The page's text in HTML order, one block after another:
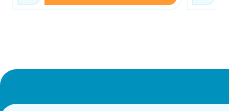
radne konfiguracije kojima je potrebna